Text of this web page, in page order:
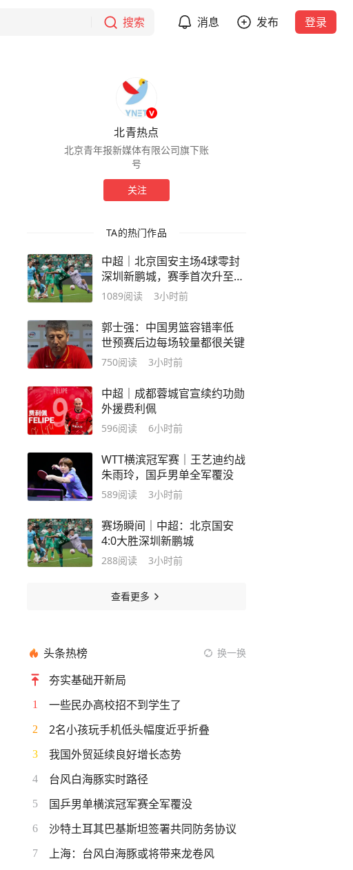
搜索 消息 发布 登录
北青热点
北京青年报新媒体有限公司旗下账
号
关注
TA的热门作品
中超｜北京国安主场4球零封
深圳新鹏城，赛季首次升至积
分榜第三
1089阅读 3小时前
郭士强：中国男篮容错率低
世预赛后边每场较量都很关键
750阅读 3小时前
中超｜成都蓉城官宣续约功勋
外援费利佩
596阅读 6小时前
WTT横滨冠军赛｜王艺迪约战
朱雨玲，国乒男单全军覆没
589阅读 3小时前
赛场瞬间｜中超：北京国安
4:0大胜深圳新鹏城
288阅读 3小时前
查看更多
头条热榜 换一换
夯实基础开新局
1 一些民办高校招不到学生了
2 2名小孩玩手机低头幅度近乎折叠
3 我国外贸延续良好增长态势
4 台风白海豚实时路径
5 国乒男单横滨冠军赛全军覆没
6 沙特土耳其巴基斯坦签署共同防务协议
7 上海：台风白海豚或将带来龙卷风